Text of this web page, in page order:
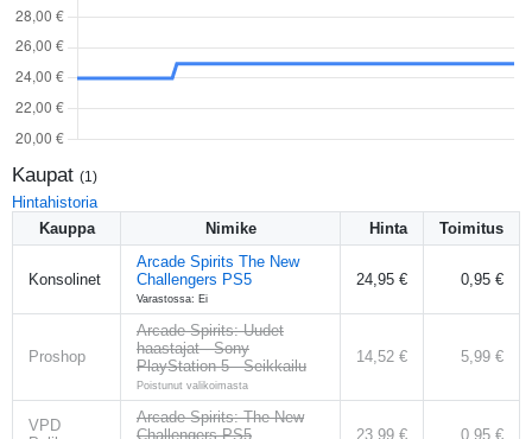
Kaupat (1 )
Hintahistoria
Kauppa
Nimike Hinta Toimitus
Konsolinet
Arcade Spirits The New
Challengers PS5
Varastossa: Ei
24,95 € 0,95 €
Proshop
Arcade Spirits: Uudet
haastajat - Sony
PlayStation 5 - Seikkailu
Poistunut valikoimasta
14,52 € 5,99 €
VPD
Arcade Spirits: The New
Challengers PS5
23,99 € 0,95 €